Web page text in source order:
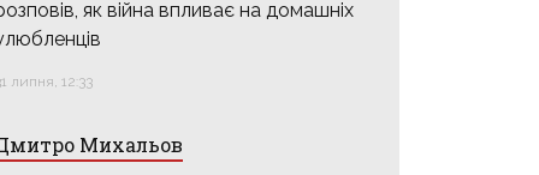
як війна впливає на домашніх
липня, 12:33
Михальов